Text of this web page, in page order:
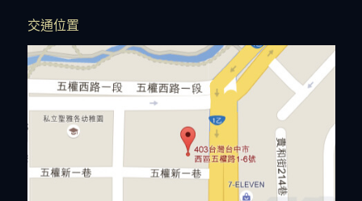
交通位置